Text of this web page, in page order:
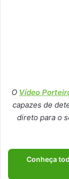
O Vídeo
capazes de
direto para o
Conheça